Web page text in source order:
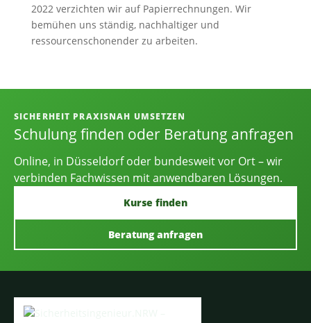
2022 verzichten wir auf Papierrechnungen. Wir
bemühen uns ständig, nachhaltiger und
ressourcenschonender zu arbeiten.
Informationen, Kontakt und
SICHERHEIT PRAXISNAH UMSETZEN
Schulung finden oder Beratung anfragen
Online, in Düsseldorf oder bundesweit vor Ort – wir
verbinden Fachwissen mit anwendbaren Lösungen.
Kurse finden
Beratung anfragen